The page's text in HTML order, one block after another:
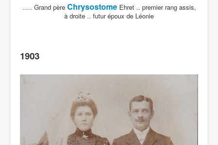
..... Grand pèreChrysostomeEhret .. premier rang assis,
à droite .. futur époux de Léonie
1903